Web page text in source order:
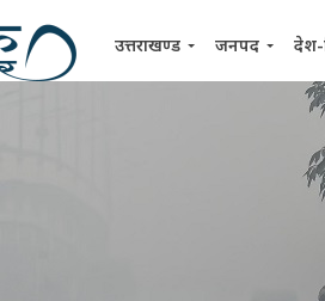
उत्तराखण्ड जनपद देश-